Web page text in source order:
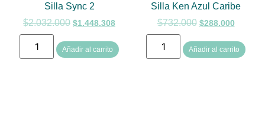
Silla Sync 2
$2.032.000 $1.448.308
Añadir al carrito
Silla Ken Azul Caribe
$732.000 $288.000
Añadir al carrito